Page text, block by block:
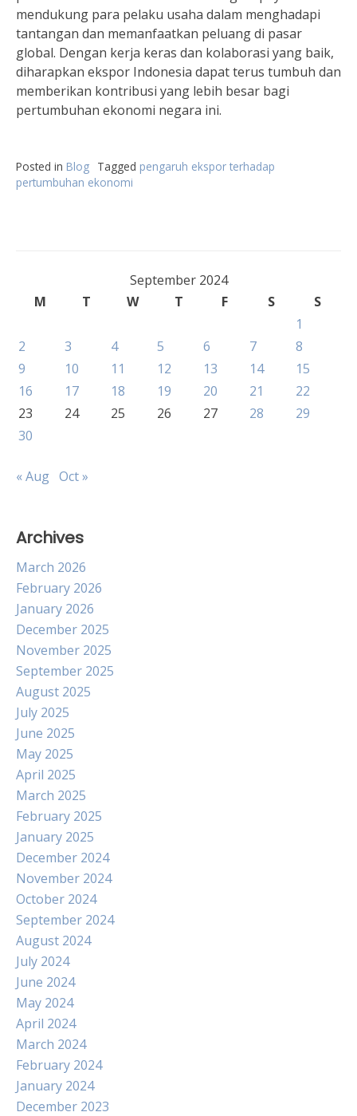
mendukung para pelaku usaha dalam menghadapi
tantangan dan memanfaatkan peluang di pasar
global. Dengan kerja keras dan kolaborasi yang baik,
diharapkan ekspor Indonesia dapat terus tumbuh dan
memberikan kontribusi yang lebih besar bagi
pertumbuhan ekonomi negara ini.
Posted in Blog Tagged pengaruh ekspor terhadap
pertumbuhan ekonomi
September 2024
M
T W T F S
S
1
2
3 4 5 6 7
8
9
10 11 12 13 14
15
16
17 18 19 20 21
22
23
24 25 26 27 28
29
30
« Aug Oct »
Archives
March 2026
February 2026
January 2026
December 2025
November 2025
September 2025
August 2025
July 2025
June 2025
May 2025
April 2025
March 2025
February 2025
January 2025
December 2024
November 2024
October 2024
September 2024
August 2024
July 2024
June 2024
May 2024
April 2024
March 2024
February 2024
January 2024
December 2023